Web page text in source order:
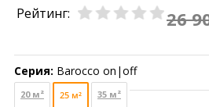
Рейтинг: 26
Серия: Barocco on|off
20 м² 25 м² 35 м²